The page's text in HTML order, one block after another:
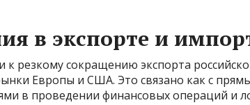
в экспорте и
к резкому сокращению экспорта
Европы и США. Это связано как с
в проведении финансовых операций и